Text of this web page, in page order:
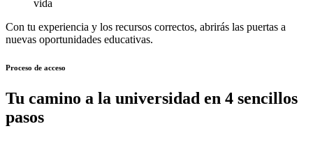
vida
Con tu experiencia y los recursos correctos, abrirás las puertas a
nuevas oportunidades educativas.
Proceso de acceso
Tu camino a la universidad en 4 sencillos
pasos